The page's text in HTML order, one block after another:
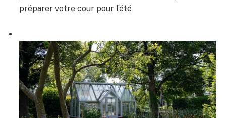
préparer votre cour pour l’été